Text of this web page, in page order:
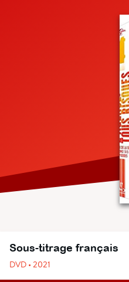
Sous-titrage français
DVD • 2021